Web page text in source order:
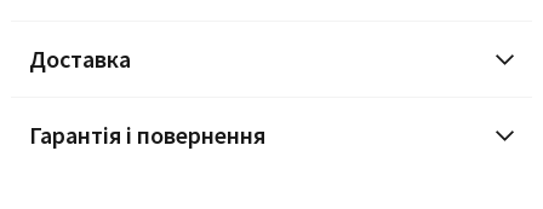
Доставка
Гарантія і повернення